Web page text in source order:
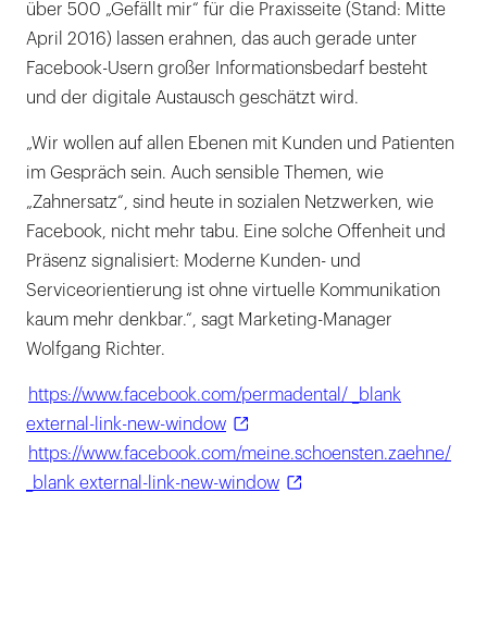
über 500 „Gefällt mir“ für die Praxisseite (Stand: Mitte
April 2016) lassen erahnen, das auch gerade unter
Facebook-Usern großer Informationsbedarf besteht
und der digitale Austausch geschätzt wird.
„Wir wollen auf allen Ebenen mit Kunden und Patienten
im Gespräch sein. Auch sensible Themen, wie
„Zahnersatz“, sind heute in sozialen Netzwerken, wie
Facebook, nicht mehr tabu. Eine solche Offenheit und
Präsenz signalisiert: Moderne Kunden- und
Serviceorientierung ist ohne virtuelle Kommunikation
kaum mehr denkbar.“, sagt Marketing-Manager
Wolfgang Richter.
https://www.facebook.com/permadental/ _blank
external-link-new-window
https://www.facebook.com/meine.schoensten.zaehne/
_blank external-link-new-window